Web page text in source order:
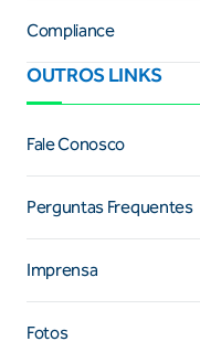
Compliance
OUTROS LINKS
Fale Conosco
Perguntas Frequentes
Imprensa
Fotos